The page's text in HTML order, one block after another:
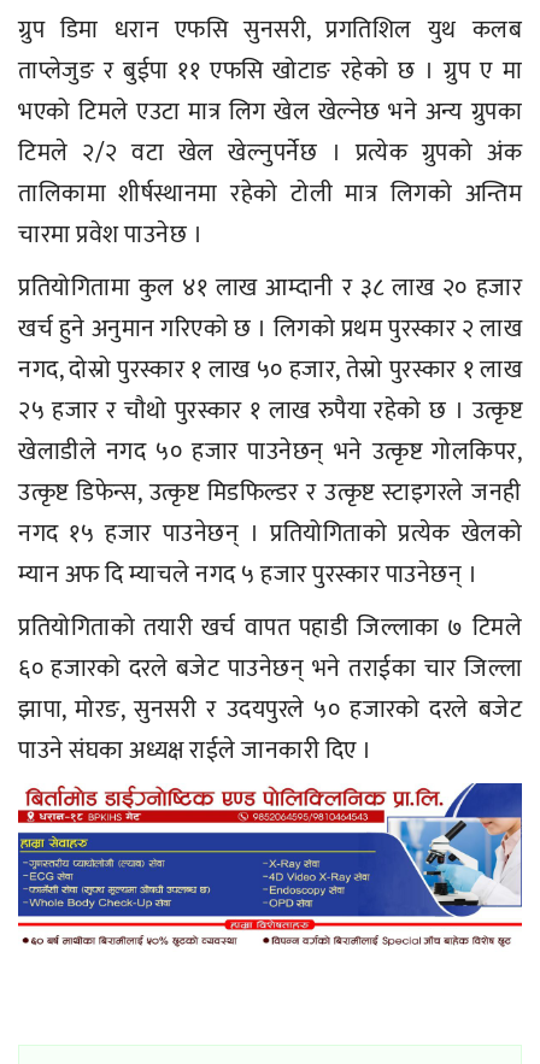
ग्रुप डिमा धरान एफसि सुनसरी, प्रगतिशिल युथ कलब
ताप्लेजुङ र बुईपा ११ एफसि खोटाङ रहेको छ । ग्रुप ए मा
भएको टिमले एउटा मात्र लिग खेल खेल्नेछ भने अन्य ग्रुपका
टिमले २/२ वटा खेल खेल्नुपर्नेछ । प्रत्येक ग्रुपको अंक
तालिकामा शीर्षस्थानमा रहेको टोली मात्र लिगको अन्तिम
चारमा प्रवेश पाउनेछ ।
प्रतियोगितामा कुल ४१ लाख आम्दानी र ३८ लाख २० हजार
खर्च हुने अनुमान गरिएको छ । लिगको प्रथम पुरस्कार २ लाख
नगद, दोस्रो पुरस्कार १ लाख ५० हजार, तेस्रो पुरस्कार १ लाख
२५ हजार र चौथो पुरस्कार १ लाख रुपैया रहेको छ । उत्कृष्ट
खेलाडीले नगद ५० हजार पाउनेछन् भने उत्कृष्ट गोलकिपर,
उत्कृष्ट डिफेन्स, उत्कृष्ट मिडफिल्डर र उत्कृष्ट स्टाइगरले जनही
नगद १५ हजार पाउनेछन् । प्रतियोगिताको प्रत्येक खेलको
म्यान अफ दि म्याचले नगद ५ हजार पुरस्कार पाउनेछन् ।
प्रतियोगिताको तयारी खर्च वापत पहाडी जिल्लाका ७ टिमले
६० हजारको दरले बजेट पाउनेछन् भने तराईका चार जिल्ला
झापा, मोरङ, सुनसरी र उदयपुरले ५० हजारको दरले बजेट
पाउने संघका अध्यक्ष राईले जानकारी दिए ।